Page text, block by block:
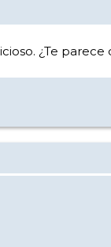
¿Te